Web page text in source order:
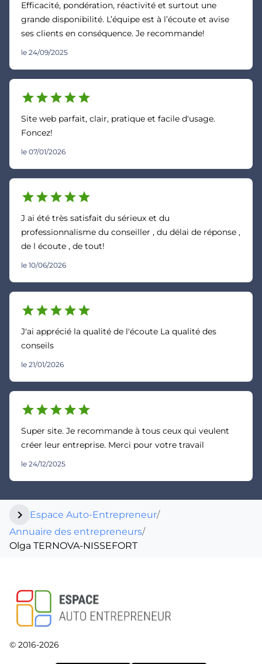
Efficacité, pondération, réactivité et surtout une
grande disponibilité. L’équipe est à l’écoute et avise
ses clients en conséquence. Je recommande!
le 24/09/2025
starstarstarstarstar
Site web parfait, clair, pratique et facile d'usage.
Foncez!
le 07/01/2026
starstarstarstarstar
J ai été très satisfait du sérieux et du
professionnalisme du conseiller , du délai de réponse ,
de l écoute , de tout!
le 10/06/2026
starstarstarstarstar
J'ai apprécié la qualité de l'écoute La qualité des
conseils
le 21/01/2026
starstarstarstarstar
Super site. Je recommande à tous ceux qui veulent
créer leur entreprise. Merci pour votre travail
le 24/12/2025
chevron_right Espace Auto-Entrepreneur/
Annuaire des entrepreneurs/
Olga TERNOVA-NISSEFORT
© 2016-2026